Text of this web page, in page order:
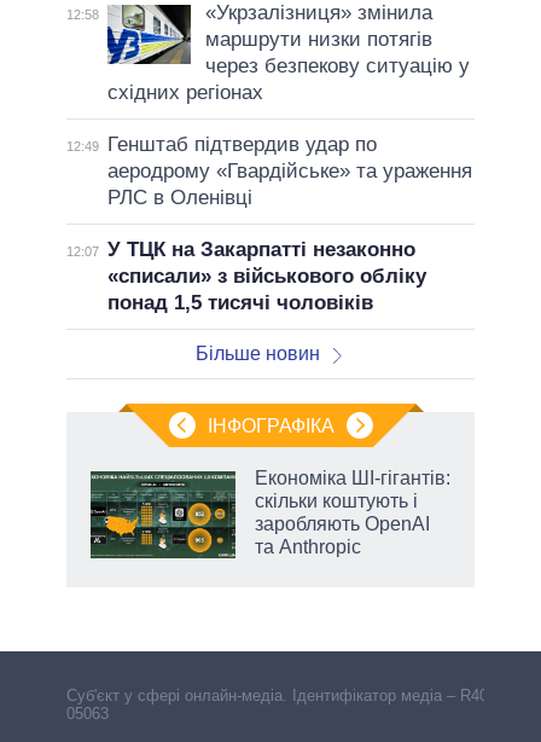
12:58
«Укрзалізниця» змінила
маршрути низки потягів
через безпекову ситуацію у
східних регіонах
12:49
Генштаб підтвердив удар по
аеродрому «Гвардійське» та ураження
РЛС в Оленівці
12:07 У ТЦК на Закарпатті незаконно
«списали» з військового обліку
понад 1,5 тисячі чоловіків
Більше новин
ІНФОГРАФІКА
Економіка ШІ-гігантів:
скільки коштують і
заробляють OpenAI
та Anthropic
Cуб'єкт у сфері онлайн-медіа. Ідентифікатор медіа – R40-
05063